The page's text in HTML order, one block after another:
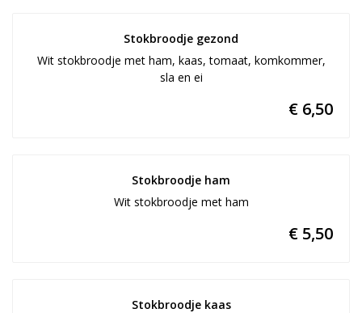
Stokbroodje gezond
Wit stokbroodje met ham, kaas, tomaat, komkommer,
sla en ei
€ 6,50
Stokbroodje ham
Wit stokbroodje met ham
€ 5,50
Stokbroodje kaas